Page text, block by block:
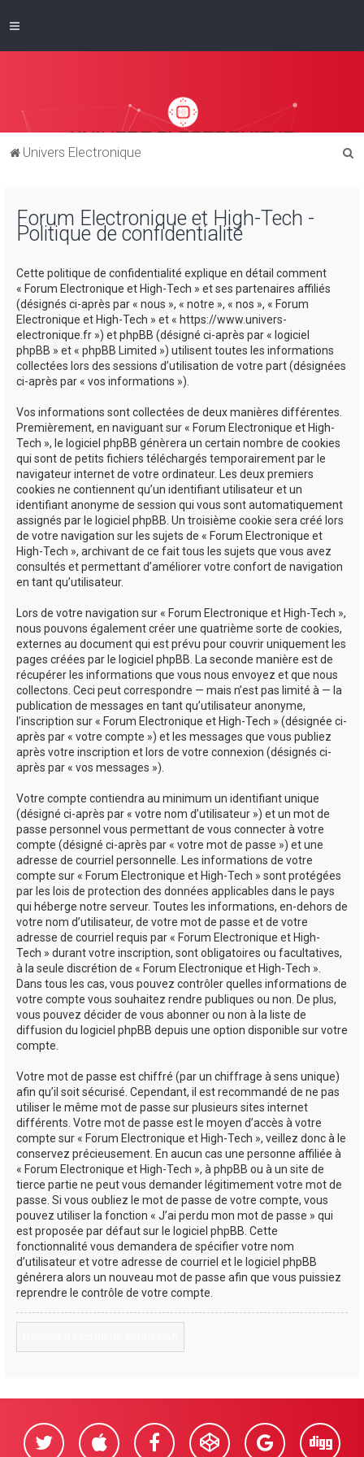
Univers Electronique
Forum Electronique et High-Tech -
Politique de confidentialité
Cette politique de confidentialité explique en détail comment
« Forum Electronique et High-Tech » et ses partenaires affiliés
(désignés ci-après par « nous », « notre », « nos », « Forum
Electronique et High-Tech » et « https://www.univers-
electronique.fr ») et phpBB (désigné ci-après par « logiciel
phpBB » et « phpBB Limited ») utilisent toutes les informations
collectées lors des sessions d’utilisation de votre part (désignées
ci-après par « vos informations »).
Vos informations sont collectées de deux manières différentes.
Premièrement, en naviguant sur « Forum Electronique et High-
Tech », le logiciel phpBB génèrera un certain nombre de cookies
qui sont de petits fichiers téléchargés temporairement par le
navigateur internet de votre ordinateur. Les deux premiers
cookies ne contiennent qu’un identifiant utilisateur et un
identifiant anonyme de session qui vous sont automatiquement
assignés par le logiciel phpBB. Un troisième cookie sera créé lors
de votre navigation sur les sujets de « Forum Electronique et
High-Tech », archivant de ce fait tous les sujets que vous avez
consultés et permettant d’améliorer votre confort de navigation
en tant qu’utilisateur.
Lors de votre navigation sur « Forum Electronique et High-Tech »,
nous pouvons également créer une quatrième sorte de cookies,
externes au document qui est prévu pour couvrir uniquement les
pages créées par le logiciel phpBB. La seconde manière est de
récupérer les informations que vous nous envoyez et que nous
collectons. Ceci peut correspondre — mais n’est pas limité à — la
publication de messages en tant qu’utilisateur anonyme,
l’inscription sur « Forum Electronique et High-Tech » (désignée ci-
après par « votre compte ») et les messages que vous publiez
après votre inscription et lors de votre connexion (désignés ci-
après par « vos messages »).
Votre compte contiendra au minimum un identifiant unique
(désigné ci-après par « votre nom d’utilisateur ») et un mot de
passe personnel vous permettant de vous connecter à votre
compte (désigné ci-après par « votre mot de passe ») et une
adresse de courriel personnelle. Les informations de votre
compte sur « Forum Electronique et High-Tech » sont protégées
par les lois de protection des données applicables dans le pays
qui héberge notre serveur. Toutes les informations, en-dehors de
votre nom d’utilisateur, de votre mot de passe et de votre
adresse de courriel requis par « Forum Electronique et High-
Tech » durant votre inscription, sont obligatoires ou facultatives,
à la seule discrétion de « Forum Electronique et High-Tech ».
Dans tous les cas, vous pouvez contrôler quelles informations de
votre compte vous souhaitez rendre publiques ou non. De plus,
vous pouvez décider de vous abonner ou non à la liste de
diffusion du logiciel phpBB depuis une option disponible sur votre
compte.
Votre mot de passe est chiffré (par un chiffrage à sens unique)
afin qu’il soit sécurisé. Cependant, il est recommandé de ne pas
utiliser le même mot de passe sur plusieurs sites internet
différents. Votre mot de passe est le moyen d’accès à votre
compte sur « Forum Electronique et High-Tech », veillez donc à le
conservez précieusement. En aucun cas une personne affiliée à
« Forum Electronique et High-Tech », à phpBB ou à un site de
tierce partie ne peut vous demander légitimement votre mot de
passe. Si vous oubliez le mot de passe de votre compte, vous
pouvez utiliser la fonction « J’ai perdu mon mot de passe » qui
est proposée par défaut sur le logiciel phpBB. Cette
fonctionnalité vous demandera de spécifier votre nom
d’utilisateur et votre adresse de courriel et le logiciel phpBB
générera alors un nouveau mot de passe afin que vous puissiez
reprendre le contrôle de votre compte.